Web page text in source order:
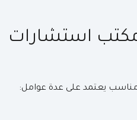
مكتب استشارات
يعتمد على عدة عوامل: